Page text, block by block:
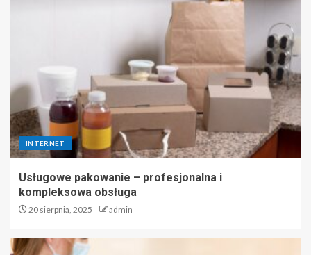
INTERNET
Usługowe pakowanie – profesjonalna i
kompleksowa obsługa
20 sierpnia, 2025 admin